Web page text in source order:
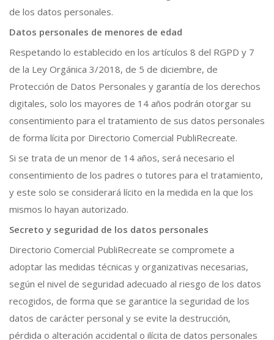
de los datos personales.
Datos personales de menores de edad
Respetando lo establecido en los artículos 8 del RGPD y 7
de la Ley Orgánica 3/2018, de 5 de diciembre, de
Protección de Datos Personales y garantía de los derechos
digitales, solo los mayores de 14 años podrán otorgar su
consentimiento para el tratamiento de sus datos personales
de forma lícita por Directorio Comercial PubliRecreate.
Si se trata de un menor de 14 años, será necesario el
consentimiento de los padres o tutores para el tratamiento,
y este solo se considerará lícito en la medida en la que los
mismos lo hayan autorizado.
Secreto y seguridad de los datos personales
Directorio Comercial PubliRecreate se compromete a
adoptar las medidas técnicas y organizativas necesarias,
según el nivel de seguridad adecuado al riesgo de los datos
recogidos, de forma que se garantice la seguridad de los
datos de carácter personal y se evite la destrucción,
pérdida o alteración accidental o ilícita de datos personales